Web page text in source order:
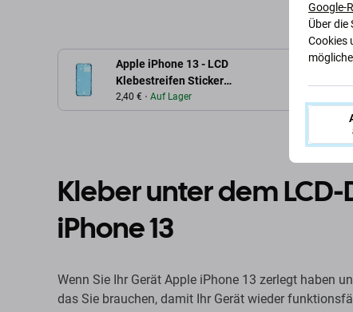
Apple iPhone 13 - LCD
Klebestreifen Sticker
(Adhesive)
2,40 € Auf Lager
Kleber unter dem
iPhone 13
Wenn Sie Ihr Gerät Apple iPhone 13 zerlegt haben
das Sie brauchen, damit Ihr Gerät wieder
Google-
Über die
Cookies